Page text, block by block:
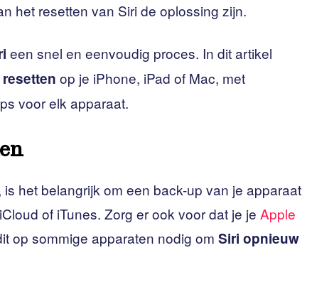
het resetten van Siri de oplossing zijn.
een snel en eenvoudig proces. In dit artikel
op je iPhone, iPad of Mac, met
voor elk apparaat.
het belangrijk om een ​​back-up van je apparaat
of iTunes. Zorg er ook voor dat je je Apple
op sommige apparaten nodig om Siri opnieuw